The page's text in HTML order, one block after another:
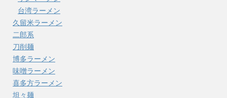
台湾ラーメン
久留米ラーメン
二郎系
刀削麺
博多ラーメン
味噌ラーメン
喜多方ラーメン
坦々麺